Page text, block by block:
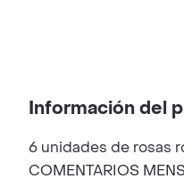
Información del
6 unidades de rosas
COMENTARIOS